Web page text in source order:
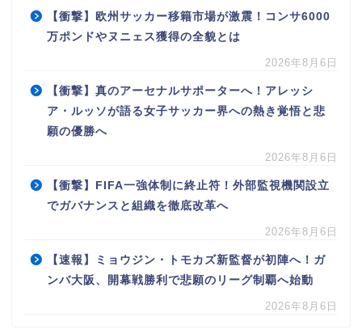
【衝撃】欧州サッカー移籍市場が激震！コンサ6000
万ポンドやヌニェス獲得の全貌とは
2026年8月6日
【衝撃】真のアーセナルサポーターへ！アレッシ
ア・ルッソが語る女子サッカー界への熱き覚悟と悲
願の優勝へ
2026年8月6日
【衝撃】FIFA一強体制に終止符！外部監視機関設立
でガバナンスと組織を徹底改革へ
2026年8月6日
【速報】ミョウジン・トモカズ新監督が初陣へ！ガ
ンバ大阪、開幕戦勝利で悲願のリーグ制覇へ始動
2026年8月6日